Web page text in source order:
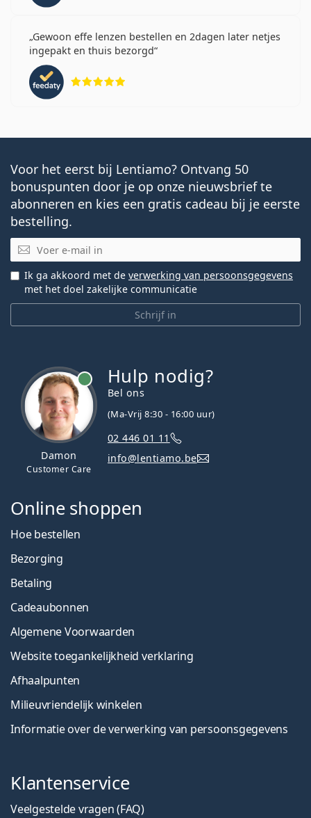
Gewoon effe lenzen bestellen en 2dagen later netjes
ingepakt en thuis bezorgd
Voor het eerst bij Lentiamo? Ontvang 50
bonuspunten door je op onze nieuwsbrief te
abonneren en kies een gratis cadeau bij je eerste
bestelling.
E-mail
Schrijf in
Ik ga akkoord met de verwerking van persoonsgegevens
met het doel zakelijke communicatie
Damon
Customer Care
Hulp nodig?
Bel ons
(Ma-Vrij 8:30 - 16:00 uur)
02 446 01 11
info@lentiamo.be
Online shoppen
Hoe bestellen
Bezorging
Betaling
Cadeaubonnen
Algemene Voorwaarden
Website toegankelijkheid verklaring
Afhaalpunten
Milieuvriendelijk winkelen
Informatie over de verwerking van persoonsgegevens
Klantenservice
Veelgestelde vragen (FAQ)